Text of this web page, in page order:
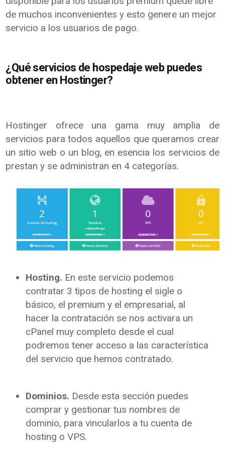
de muchos inconvenientes y esto genere un mejor
servicio a los usuarios de pago.
¿Qué servicios de hospedaje web puedes
obtener en Hostinger?
Hostinger ofrece una gama muy amplia de
servicios para todos aquellos que queramos crear
un sitio web o un blog, en esencia los servicios de
prestan y se administran en 4 categorías.
Hosting. En este servicio podemos
contratar 3 tipos de hosting el sigle o
básico, el premium y el empresarial, al
hacer la contratación se nos activara un
cPanel muy completo desde el cual
podremos tener acceso a las característica
del servicio que hemos contratado.
Dominios. Desde esta sección puedes
comprar y gestionar tus nombres de
dominio, para vincularlos a tu cuenta de
hosting o VPS.